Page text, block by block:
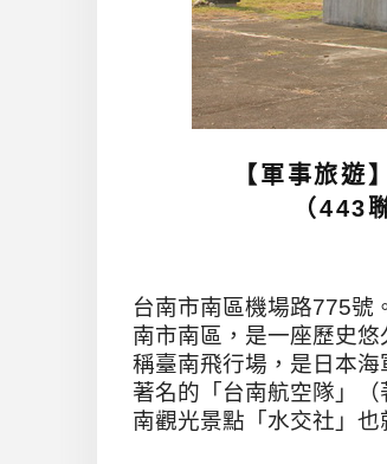
【軍事旅遊
（443
台南市南區機場路775號
南市南區，是一座歷史
稱臺南飛行場，是日本
著名的「台南航空隊」
南觀光景點「水交社」